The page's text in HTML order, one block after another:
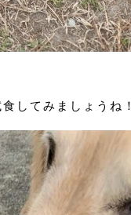
してみましょうね！